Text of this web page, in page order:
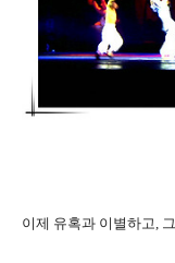
이제 유혹과 이별하고,